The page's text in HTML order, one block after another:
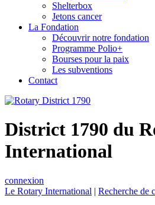
Shelterbox
Jetons cancer
La Fondation
Découvrir notre fondation
Programme Polio+
Bourses pour la paix
Les subventions
Contact
District 1790 du
International
connexion
Le Rotary International | Recherche de